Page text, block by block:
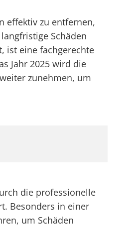
effektiv zu entfernen,
Schäden
ist eine fachgerechte
Jahr 2025 wird die
zunehmen, um
die professionelle
Besonders in einer
um Schäden